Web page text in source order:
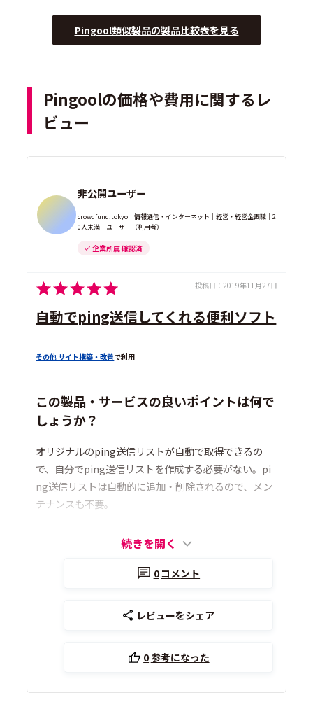
Pingool類似製品の製品比較表を見る
Pingoolの価格や費用に関するレ
ビュー
非公開ユーザー
crowdfund.tokyo｜情報通信・インターネット｜経営・経営企画職｜2
0人未満｜ユーザー（利用者）
企業所属 確認済
投稿日： 2019年11月27日
自動でping送信してくれる便利ソフト
その他 サイト構築・改善で利用
この製品・サービスの良いポイントは何で
しょうか？
オリジナルのping送信リストが自動で取得できるの
で、自分でping送信リストを作成する必要がない。pi
ng送信リストは自動的に追加・削除されるので、メン
テナンスも不要。
続きを開く
0コメント
レビューをシェア
0参考になった